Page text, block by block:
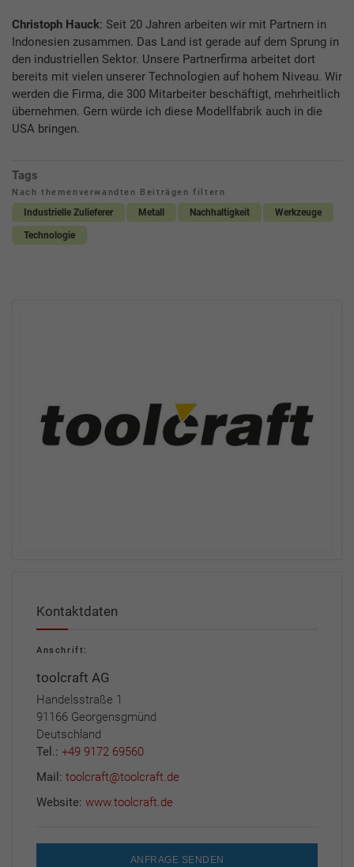
Christoph Hauck: Seit 20 Jahren arbeiten wir mit Partnern in
Indonesien zusammen. Das Land ist gerade auf dem Sprung in
den industriellen Sektor. Unsere Partnerfirma arbeitet dort
bereits mit vielen unserer Technologien auf hohem Niveau. Wir
werden die Firma, die 300 Mitarbeiter beschäftigt, mehrheitlich
übernehmen. Gern würde ich diese Modellfabrik auch in die
USA bringen.
Tags
Nach themenverwandten Beiträgen filtern
Industrielle Zulieferer Metall Nachhaltigkeit Werkzeuge
Technologie
Kontaktdaten
Anschrift:
toolcraft AG
Handelsstraße 1
91166 Georgensgmünd
Deutschland
Tel.: +49 9172 69560
Mail: toolcraft@toolcraft.de
Website: www.toolcraft.de
ANFRAGE SENDEN